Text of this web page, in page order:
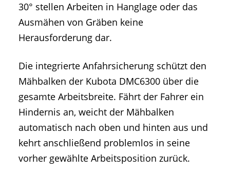
30° stellen Arbeiten in Hanglage oder das
Ausmähen von Gräben keine
Herausforderung dar.
Die integrierte Anfahrsicherung schützt den
Mähbalken der Kubota DMC6300 über die
gesamte Arbeitsbreite. Fährt der Fahrer ein
Hindernis an, weicht der Mähbalken
automatisch nach oben und hinten aus und
kehrt anschließend problemlos in seine
vorher gewählte Arbeitsposition zurück.